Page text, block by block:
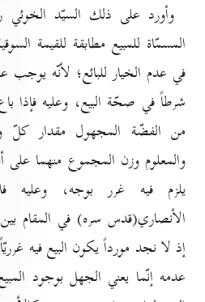
وأورد على ذلك السيّد الخوئي
المسمّاة للمبيع مطابقة للقيمة
في عدم الخيار للبائع؛ لأنّه يوجب
شرطاً في صحّة البيع، وعليه فإذا
من الفضّة المجهول مقدار
والمعلوم وزن المجموع منهما
يلزم فيه غرر بوجه، وعليه
الأنصاري(قدس سره) في المقام بين
إذ لا نجد مورداً يكون البيع فيه
عدمه إنّما يعني الجهل بوجود